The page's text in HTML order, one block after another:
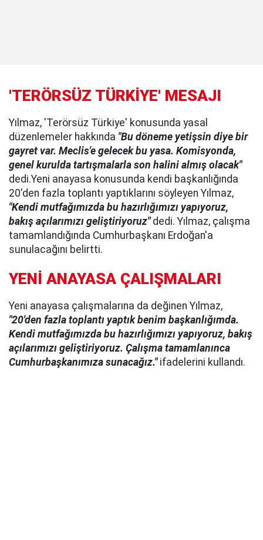
'TERÖRSÜZ TÜRKİYE' MESAJI
Yılmaz, 'Terörsüz Türkiye' konusunda yasal
düzenlemeler hakkında "Bu döneme yetişsin diye bir
gayret var. Meclis'e gelecek bu yasa. Komisyonda,
genel kurulda tartışmalarla son halini almış olacak"
dedi.Yeni anayasa konusunda kendi başkanlığında
20'den fazla toplantı yaptıklarını söyleyen Yılmaz,
"Kendi mutfağımızda bu hazırlığımızı yapıyoruz,
bakış açılarımızı geliştiriyoruz"dedi. Yılmaz, çalışma
tamamlandığında Cumhurbaşkanı Erdoğan'a
sunulacağını belirtti.
YENİ ANAYASA ÇALIŞMALARI
Yeni anayasa çalışmalarına da değinen Yılmaz,
"20'den fazla toplantı yaptık benim başkanlığımda.
Kendi mutfağımızda bu hazırlığımızı yapıyoruz, bakış
açılarımızı geliştiriyoruz. Çalışma tamamlanınca
Cumhurbaşkanımıza sunacağız."ifadelerini kullandı.